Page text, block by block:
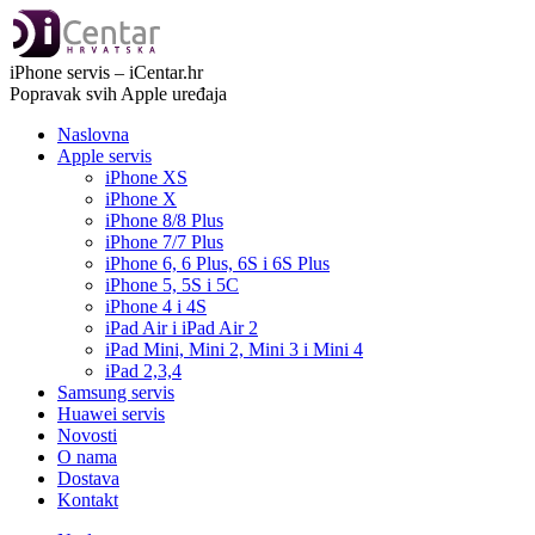
iPhone servis – iCentar.hr
Popravak svih Apple uređaja
Naslovna
Apple servis
iPhone XS
iPhone X
iPhone 8/8 Plus
iPhone 7/7 Plus
iPhone 6, 6 Plus, 6S i 6S Plus
iPhone 5, 5S i 5C
iPhone 4 i 4S
iPad Air i iPad Air 2
iPad Mini, Mini 2, Mini 3 i Mini 4
iPad 2,3,4
Samsung servis
Huawei servis
Novosti
O nama
Dostava
Kontakt